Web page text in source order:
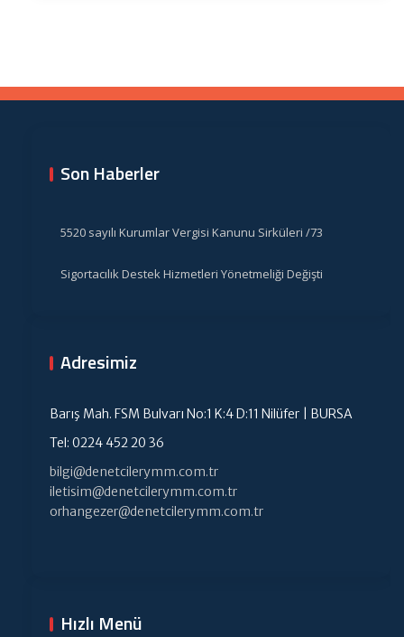
Son Haberler
5520 sayılı Kurumlar Vergisi Kanunu Sirküleri /73
Sigortacılık Destek Hizmetleri Yönetmeliği Değişti
Adresimiz
Barış Mah. FSM Bulvarı No:1 K:4 D:11 Nilüfer | BURSA
Tel: 0224 452 20 36
bilgi@denetcilerymm.com.tr
iletisim@denetcilerymm.com.tr
orhangezer@denetcilerymm.com.tr
Hızlı Menü